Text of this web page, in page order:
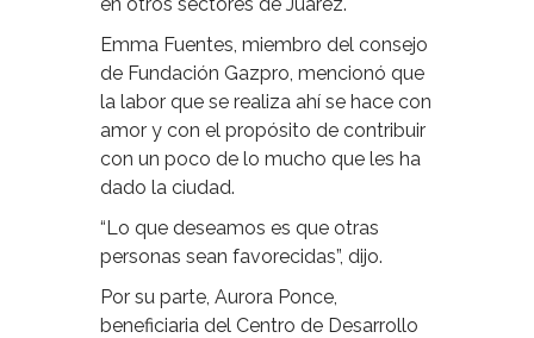
Emma Fuentes, miembro del consejo
de Fundación Gazpro, mencionó que
la labor que se realiza ahí se hace con
amor y con el propósito de contribuir
con un poco de lo mucho que les ha
dado la ciudad.
“Lo que deseamos es que otras
personas sean favorecidas”, dijo.
Por su parte, Aurora Ponce,
beneficiaria del Centro de Desarrollo